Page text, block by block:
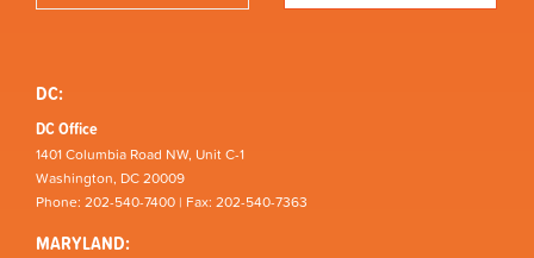
DC:
DC Office
1401 Columbia Road NW, Unit C-1
Washington, DC 20009
Phone: 202-540-7400 | Fax: 202-540-7363
MARYLAND: